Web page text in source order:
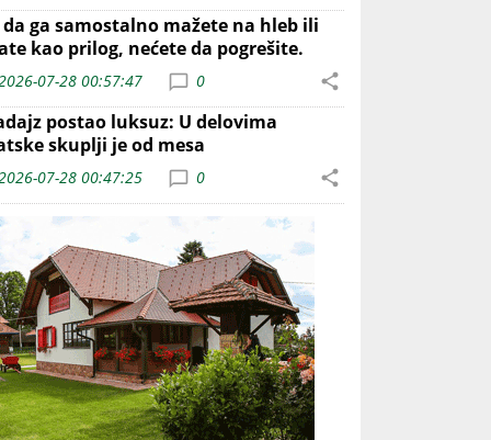
ga samostalno mažete na hleb ili
kao prilog, nećete da pogrešite.
07-28 00:57:47 0
postao luksuz: U delovima
skuplji je od mesa
07-28 00:47:25 0